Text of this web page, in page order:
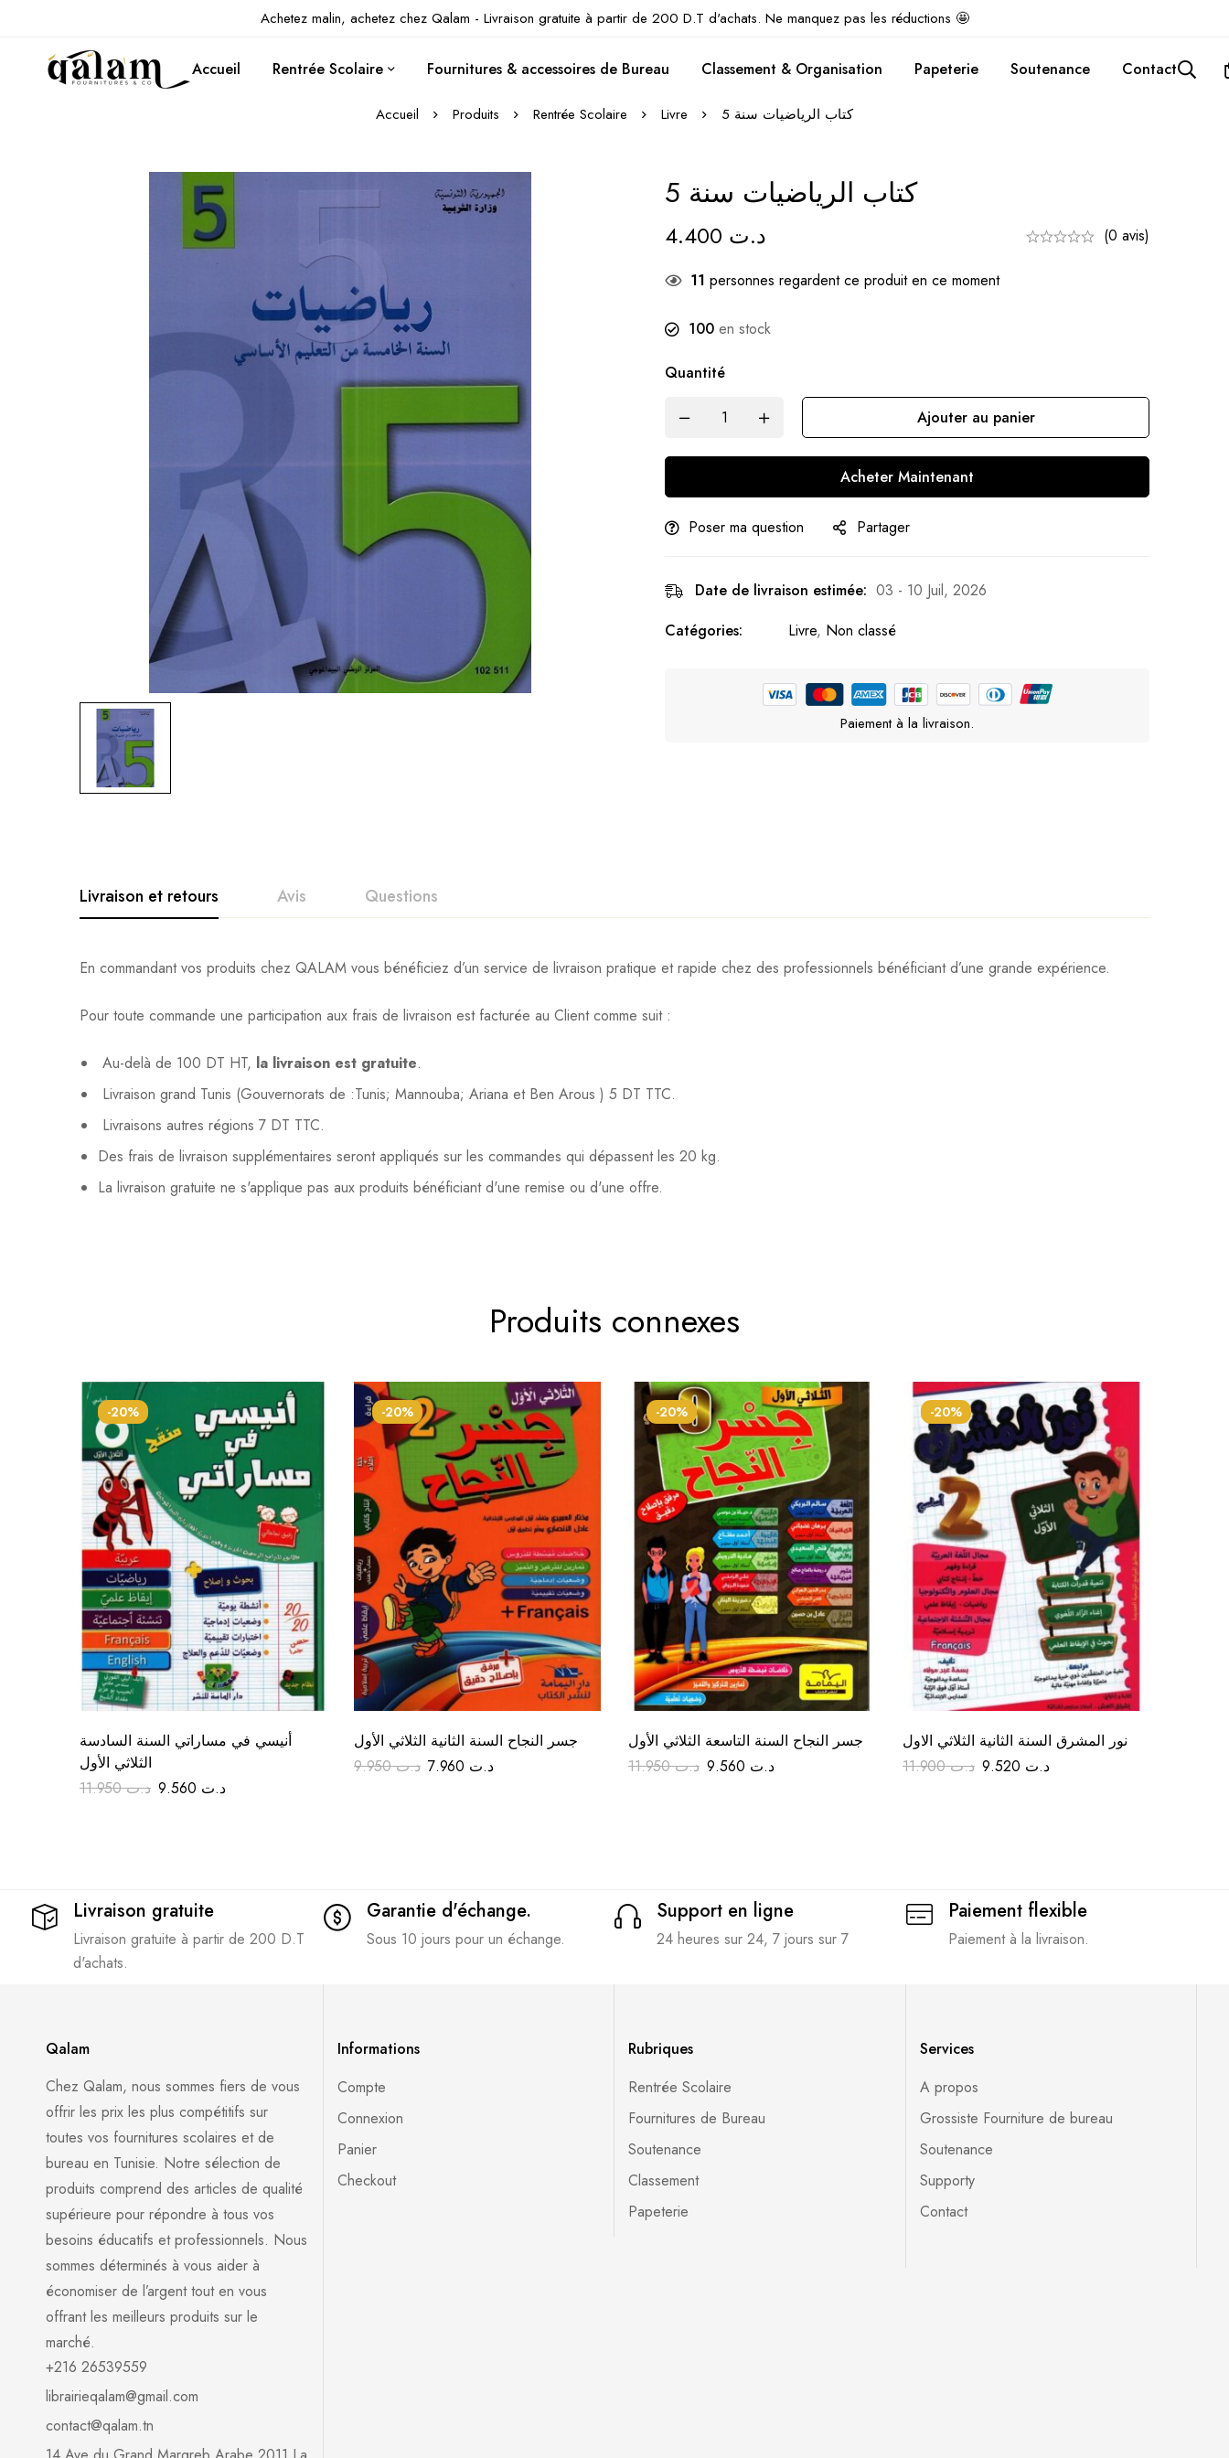
Achetez malin, achetez chez Qalam - Livraison gratuite à partir de 200 D.T d'achats. Ne manquez pas les réductions 🤩
Accueil Rentrée Scolaire Fournitures & accessoires de Bureau Classement & Organisation Papeterie Soutenance Contact
Accueil Produits Rentrée Scolaire Livre كتاب الرياضيات سنة 5
كتاب الرياضيات سنة 5
د.ت (0 avis)
11 personnes regardent ce produit en ce moment
100 en stock
Quantité
Ajouter au panier
Acheter Maintenant
Poser ma question Partager
Date de livraison estimée: 03 - 10 Juil, 2026
Catégories:
Livre, Non classé
Paiement à la livraison.
Livraison et retours Avis Questions
En commandant vos produits chez QALAM vous bénéficiez d’un service de livraison pratique et rapide chez des professionnels bénéficiant d’une grande expérience.
Pour toute commande une participation aux frais de livraison est facturée au Client comme suit :
Au-delà de 100 DT HT, la livraison est gratuite.
Livraison grand Tunis (Gouvernorats de :Tunis; Mannouba; Ariana et Ben Arous ) 5 DT TTC.
Livraisons autres régions 7 DT TTC.
Des frais de livraison supplémentaires seront appliqués sur les commandes qui dépassent les 20 kg.
La livraison gratuite ne s'applique pas aux produits bénéficiant d'une remise ou d'une offre.
Produits connexes
-20%
أنيسي في مساراتي السنة السادسة
الثلاثي الأول
د.ت11.950 د.ت
-20%
جسر النجاح السنة الثانية الثلاثي الأول
د.ت9.950 د.ت
-20%
جسر النجاح السنة التاسعة الثلاثي الأول
د.ت11.950 د.ت
-20%
نور المشرق السنة الثانية الثلاثي الاول
د.ت11.900 د.ت
Livraison gratuite
Livraison gratuite à partir de 200 D.T
d'achats.
Garantie d'échange.
Sous 10 jours pour un échange.
Support en ligne
24 heures sur 24, 7 jours sur 7
Paiement flexible
Paiement à la livraison.
Qalam
Chez Qalam, nous sommes fiers de vous
offrir les prix les plus compétitifs sur
toutes vos fournitures scolaires et de
bureau en Tunisie. Notre sélection de
produits comprend des articles de qualité
supérieure pour répondre à tous vos
besoins éducatifs et professionnels. Nous
sommes déterminés à vous aider à
économiser de l’argent tout en vous
offrant les meilleurs produits sur le
marché.
+216 26539559
librairieqalam@gmail.com
contact@qalam.tn
Informations
Compte
Connexion
Panier
Checkout
Rubriques
Rentrée Scolaire
Fournitures de Bureau
Soutenance
Classement
Papeterie
Services
A propos
Grossiste Fourniture de bureau
Soutenance
Supporty
Contact